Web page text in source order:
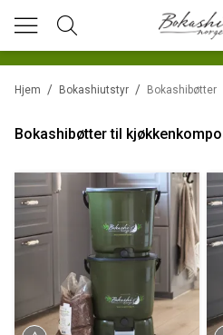
/
Hjem /
Bokashiutstyr Bokashibøtter
Bokashibøtter til